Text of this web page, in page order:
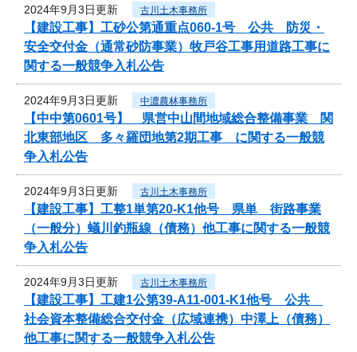
2024年9月3日更新 古川土木事務所
【建設工事】工砂公第通重点060-1号 公共 防災・
安全交付金（通常砂防事業）牧戸谷工事用道路工事に
関する一般競争入札公告
2024年9月3日更新 中濃農林事務所
【中中第0601号】 県営中山間地域総合整備事業 関
北東部地区 多々羅団地第2期工事 に関する一般競
争入札公告
2024年9月3日更新 古川土木事務所
【建設工事】工整1単第20-K1他号 県単 街路事業
（一般分）蟻川釣瓶線（債務）他工事に関する一般競
争入札公告
2024年9月3日更新 古川土木事務所
【建設工事】工建1公第39-A11-001-K1他号 公共
社会資本整備総合交付金（広域連携）中澤上（債務）
他工事に関する一般競争入札公告